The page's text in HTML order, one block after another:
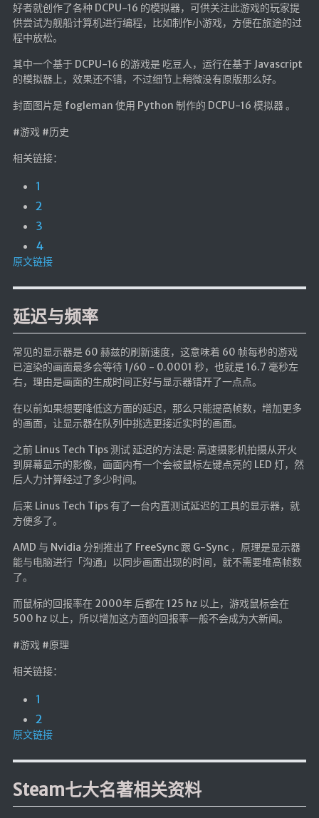
好者就创作了各种 DCPU-16 的模拟器，可供关注此游戏的玩家提
供尝试为舰船计算机进行编程，比如制作小游戏，方便在旅途的过
程中放松。
其中一个基于 DCPU-16 的游戏是 吃豆人，运行在基于 Javascript
的模拟器上，效果还不错，不过细节上稍微没有原版那么好。
封面图片是 fogleman 使用 Python 制作的 DCPU-16 模拟器 。
#游戏 #历史
相关链接：
1
2
3
4
原文链接
延迟与频率
常见的显示器是 60 赫兹的刷新速度，这意味着 60 帧每秒的游戏
已渲染的画面最多会等待 1/60 - 0.0001 秒，也就是 16.7 毫秒左
右，理由是画面的生成时间正好与显示器错开了一点点。
在以前如果想要降低这方面的延迟，那么只能提高帧数，增加更多
的画面，让显示器在队列中挑选更接近实时的画面。
之前 Linus Tech Tips 测试 延迟的方法是: 高速摄影机拍摄从开火
到屏幕显示的影像，画面内有一个会被鼠标左键点亮的 LED 灯，然
后人力计算经过了多少时间。
后来 Linus Tech Tips 有了一台内置测试延迟的工具的显示器，就
方便多了。
AMD 与 Nvidia 分别推出了 FreeSync 跟 G-Sync ，原理是显示器
能与电脑进行「沟通」以同步画面出现的时间，就不需要堆高帧数
了。
而鼠标的回报率在 2000年 后都在 125 hz 以上，游戏鼠标会在
500 hz 以上，所以增加这方面的回报率一般不会成为大新闻。
#游戏 #原理
相关链接：
1
2
原文链接
Steam七大名著相关资料